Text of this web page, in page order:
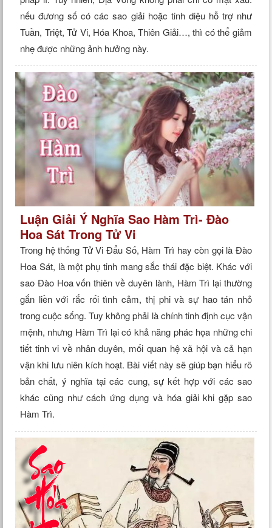
nếu đương số có các sao giải hoặc tinh diệu hỗ trợ như
Tuần, Triệt, Tử Vi, Hóa Khoa, Thiên Giải…, thì có thể giảm
nhẹ được những ảnh hưởng này.
Luận Giải Ý Nghĩa Sao Hàm Trì- Đào
Hoa Sát Trong Tử Vi
Trong hệ thống Tử Vi Đẩu Số, Hàm Trì hay còn gọi là Đào
Hoa Sát, là một phụ tinh mang sắc thái đặc biệt. Khác với
sao Đào Hoa vốn thiên về duyên lành, Hàm Trì lại thường
gắn liền với rắc rối tình cảm, thị phi và sự hao tán nhỏ
trong cuộc sống. Tuy không phải là chính tinh định cục vận
mệnh, nhưng Hàm Trì lại có khả năng phác họa những chi
tiết tinh vi về nhân duyên, mối quan hệ xã hội và cả hạn
vận khi lưu niên kích hoạt. Bài viết này sẽ giúp bạn hiểu rõ
bản chất, ý nghĩa tại các cung, sự kết hợp với các sao
khác cũng như cách ứng dụng và hóa giải khi gặp sao
Hàm Trì.